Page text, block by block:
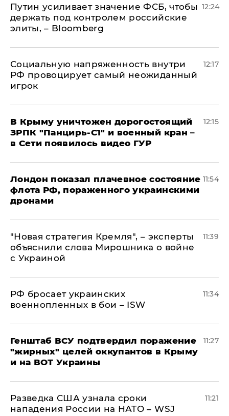
Путин усиливает значение ФСБ, чтобы
держать под контролем российские
элиты, – Bloomberg
12:24
Социальную напряженность внутри
РФ провоцирует самый неожиданный
игрок
12:17
В Крыму уничтожен дорогостоящий
ЗРПК "Панцирь-С1" и военный кран –
в Сети появилось видео ГУР
12:15
Лондон показал плачевное состояние
флота РФ, пораженного украинскими
дронами
11:54
"Новая стратегия Кремля", – эксперты
объяснили слова Мирошника о войне
с Украиной
11:39
РФ бросает украинских
военнопленных в бои – ISW
11:34
Генштаб ВСУ подтвердил поражение
"жирных" целей оккупантов в Крыму
и на ВОТ Украины
11:27
Разведка США узнала сроки
нападения России на НАТО – WSJ
11:21